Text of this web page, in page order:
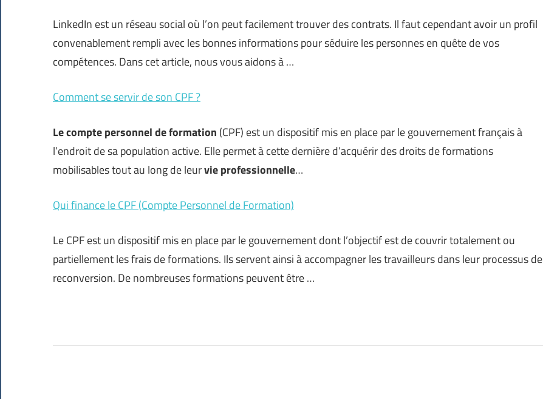
LinkedIn est un réseau social où l’on peut facilement trouver des contrats. Il faut cependant avoir un profil
convenablement rempli avec les bonnes informations pour séduire les personnes en quête de vos
compétences. Dans cet article, nous vous aidons à …
Comment se servir de son CPF ?
Le compte personnel de formation (CPF) est un dispositif mis en place par le gouvernement français à
l’endroit de sa population active. Elle permet à cette dernière d’acquérir des droits de formations
mobilisables tout au long de leurvie professionnelle…
Qui finance le CPF (Compte Personnel de Formation)
Le CPF est un dispositif mis en place par le gouvernement dont l’objectif est de couvrir totalement ou
partiellement les frais de formations. Ils servent ainsi à accompagner les travailleurs dans leur processus de
reconversion. De nombreuses formations peuvent être …